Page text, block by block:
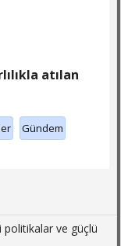
atılan
Gündem
politikalar ve güçlü